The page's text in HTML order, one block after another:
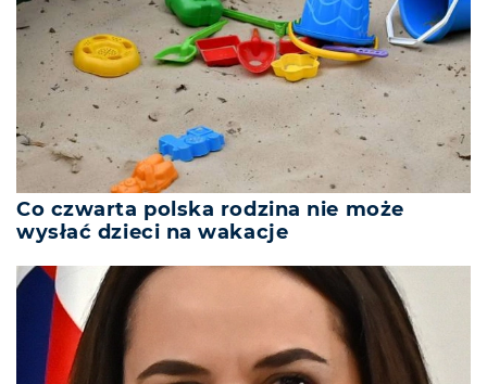
Co czwarta polska rodzina nie może
wysłać dzieci na wakacje